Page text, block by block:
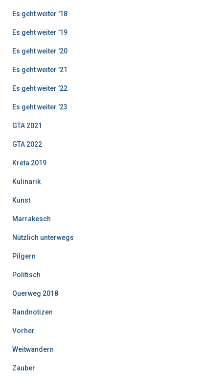
Es geht weiter '18
Es geht weiter '19
Es geht weiter '20
Es geht weiter '21
Es geht weiter '22
Es geht weiter '23
GTA 2021
GTA 2022
Kreta 2019
Kulinarik
Kunst
Marrakesch
Nützlich unterwegs
Pilgern
Politisch
Querweg 2018
Randnotizen
Vorher
Weitwandern
Zauber